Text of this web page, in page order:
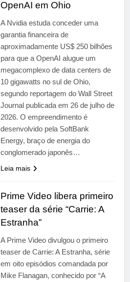
OpenAI em Ohio
A Nvidia estuda conceder uma
garantia financeira de
aproximadamente US$ 250 bilhões
para que a OpenAI alugue um
mega­complexo de data centers de
10 gigawatts no sul de Ohio,
segundo reportagem do Wall Street
Journal publicada em 26 de julho de
2026. O empreendimento é
desenvolvido pela SoftBank
Energy, braço de energia do
conglomerado japonês…
Leia mais
Prime Video libera primeiro
teaser da série “Carrie: A
Estranha”
A Prime Video divulgou o primeiro
teaser de Carrie: A Estranha, série
em oito episódios comandada por
Mike Flanagan, conhecido por “A